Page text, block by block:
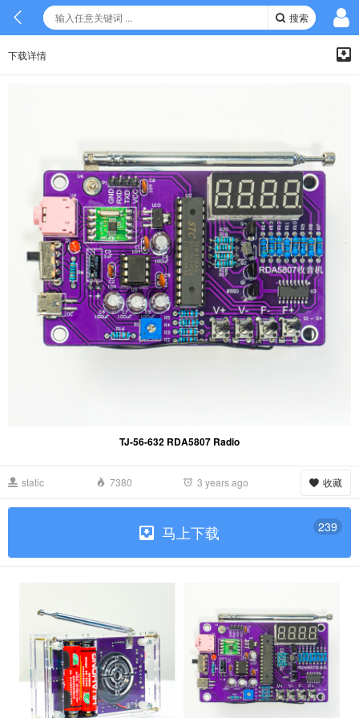
搜索
下载详情
TJ-56-632 RDA5807 Radio
static 7380 3 years ago 收藏
马上下载 239